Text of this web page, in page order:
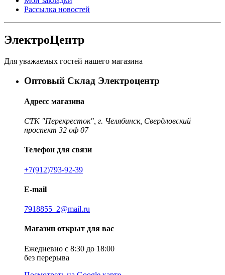
Рассылка новостей
ЭлектроЦентр
Для уважаемых гостей нашего магазина
Оптовый Склад Электроцентр
Адресс магазина
СТК "Перекресток", г. Челябинск, Свердловский
проспект 32 оф 07
Телефон для связи
+7(912)793-92-39
E-mail
7918855_2@mail.ru
Магазин открыт для вас
Ежедневно с 8:30 до 18:00
без перерыва